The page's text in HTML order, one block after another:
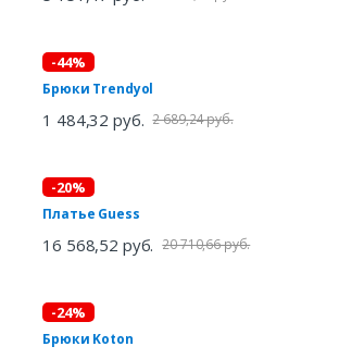
-44%
Брюки Trendyol
1 484,32 руб. 2 689,24 руб.
-20%
Платье Guess
16 568,52 руб. 20 710,66 руб.
-24%
Брюки Koton